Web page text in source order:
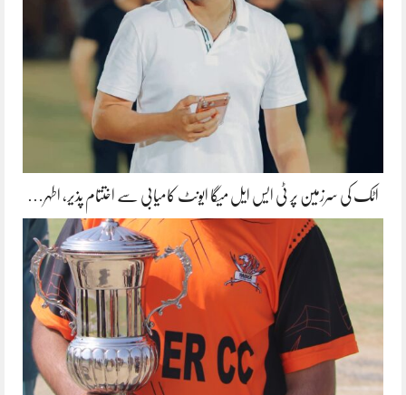
اٹک کی سرزمین پر ٹی ایس ایل میگا ایونٹ کامیابی سے اختتام پذیر، اطہر…